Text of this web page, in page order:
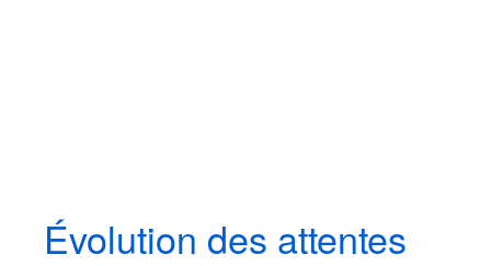
Évolution des attentes